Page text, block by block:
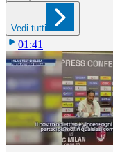
Vedi tutti
01:41